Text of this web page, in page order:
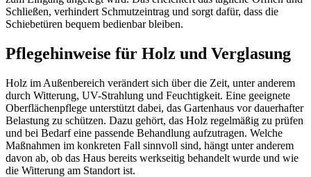
Schließen, verhindert Schmutzeintrag und sorgt dafür, dass die
Schiebetüren bequem bedienbar bleiben.
Pflegehinweise für Holz und Verglasung
Holz im Außenbereich verändert sich über die Zeit, unter anderem
durch Witterung, UV-Strahlung und Feuchtigkeit. Eine geeignete
Oberflächenpflege unterstützt dabei, das Gartenhaus vor dauerhafter
Belastung zu schützen. Dazu gehört, das Holz regelmäßig zu prüfen
und bei Bedarf eine passende Behandlung aufzutragen. Welche
Maßnahmen im konkreten Fall sinnvoll sind, hängt unter anderem
davon ab, ob das Haus bereits werkseitig behandelt wurde und wie
die Witterung am Standort ist.